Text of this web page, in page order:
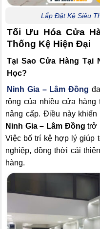
Lắp Đặt Kệ Siêu
Tối Ưu Hóa Cửa
Thống Kệ Hiện Đại
Tại Sao Cửa Hàng Tại
Học?
Ninh Gia – Lâm Đồng
rộng của nhiều cửa
nâng cấp. Điều này khiến
Ninh Gia – Lâm Đồng trở
Việc bố trí kệ hợp lý giúp
nghiệp, đồng thời cải
hàng.